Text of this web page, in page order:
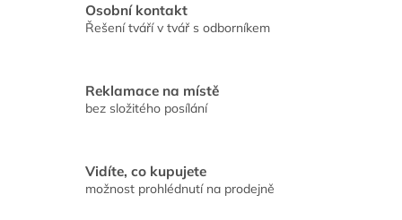
Osobní kontakt
Řešení tváří v tvář s odborníkem
Reklamace na místě
bez složitého posílání
Vidíte, co kupujete
možnost prohlédnutí na prodejně